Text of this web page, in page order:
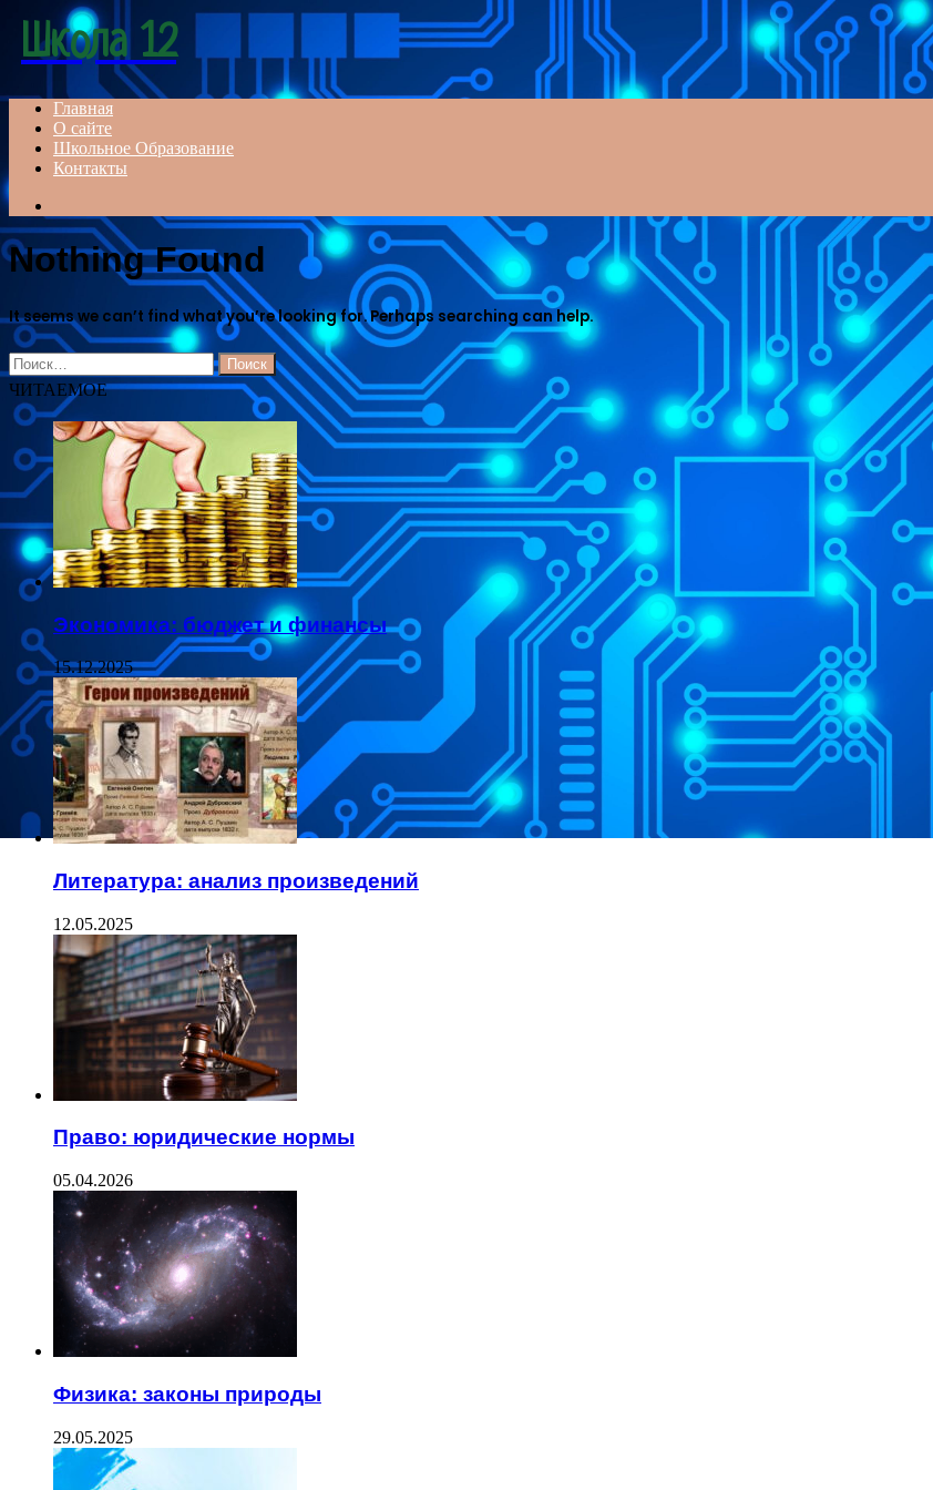
Menu
Школа 12
Главная
О сайте
Школьное Образование
Контакты
for
Nothing Found
It seems we can’t find what you’re looking for. Perhaps searching can help.
Найти:
ЧИТАЕМОЕ
Экономика: бюджет и финансы
15.12.2025
Литература: анализ произведений
12.05.2025
Право: юридические нормы
05.04.2026
Физика: законы природы
29.05.2025